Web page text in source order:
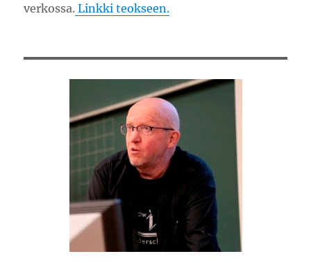
verkossa. Linkki teokseen.